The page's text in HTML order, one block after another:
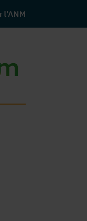
l'ANM